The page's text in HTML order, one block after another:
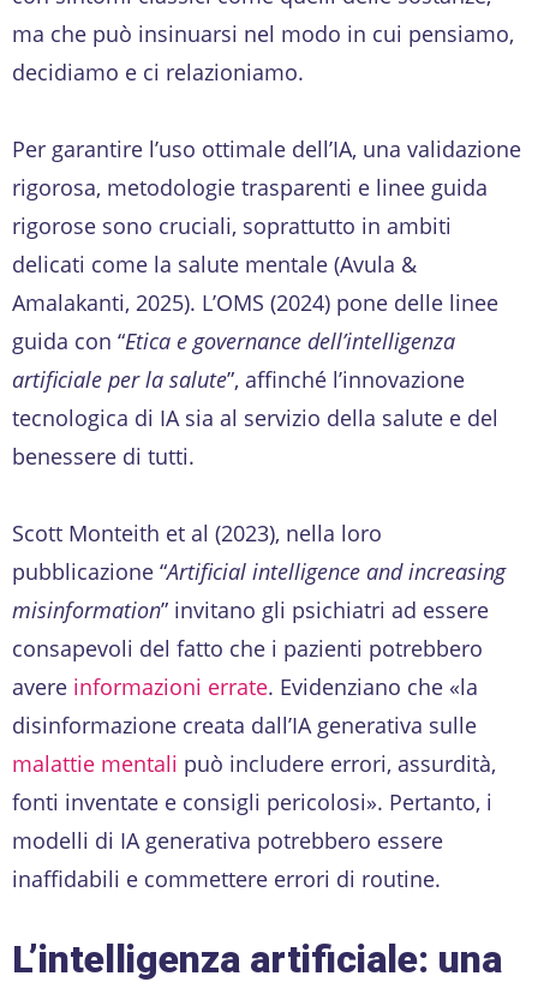
ma che può insinuarsi nel modo in cui pensiamo,
decidiamo e ci relazioniamo.
Per garantire l’uso ottimale dell’IA, una validazione
rigorosa, metodologie trasparenti e linee guida
rigorose sono cruciali, soprattutto in ambiti
delicati come la salute mentale (Avula &
Amalakanti, 2025). L’OMS (2024) pone delle linee
guida con “Etica e governance dell’intelligenza
artificiale per la salute”, affinché l’innovazione
tecnologica di IA sia al servizio della salute e del
benessere di tutti.
Scott Monteith et al (2023), nella loro
pubblicazione “Artificial intelligence and increasing
misinformation” invitano gli psichiatri ad essere
consapevoli del fatto che i pazienti potrebbero
avere informazioni errate. Evidenziano che «la
disinformazione creata dall’IA generativa sulle
malattie mentali può includere errori, assurdità,
fonti inventate e consigli pericolosi». Pertanto, i
modelli di IA generativa potrebbero essere
inaffidabili e commettere errori di routine.
L’intelligenza artificiale: una